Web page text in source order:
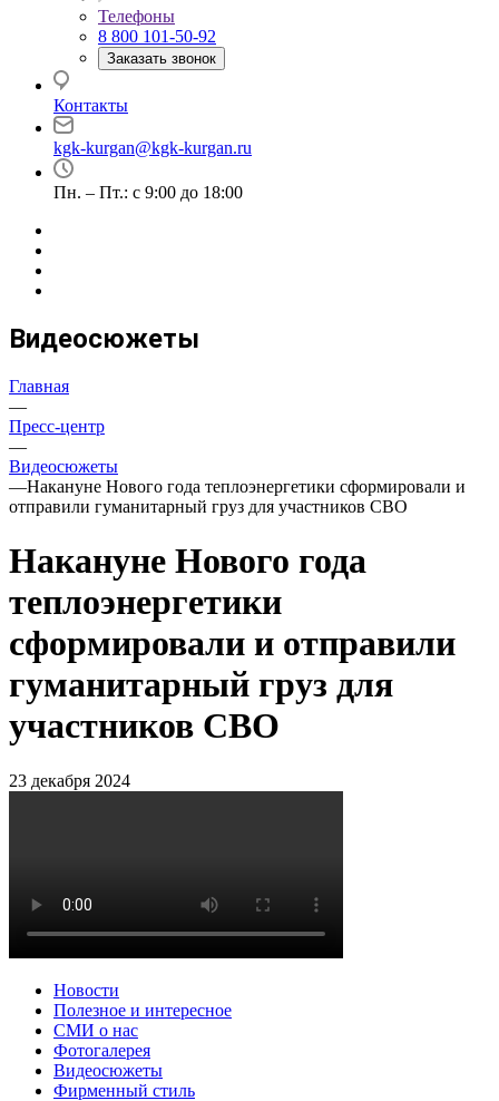
Телефоны
8 800 101-50-92
Заказать звонок
Контакты
kgk-kurgan@kgk-kurgan.ru
Пн. – Пт.: с 9:00 до 18:00
Видеосюжеты
Главная
—
Пресс-центр
—
Видеосюжеты
—Накануне Нового года теплоэнергетики сформировали и
отправили гуманитарный груз для участников СВО
Накануне Нового года
теплоэнергетики
сформировали и отправили
гуманитарный груз для
участников СВО
23 декабря 2024
Новости
Полезное и интересное
СМИ о нас
Фотогалерея
Видеосюжеты
Фирменный стиль